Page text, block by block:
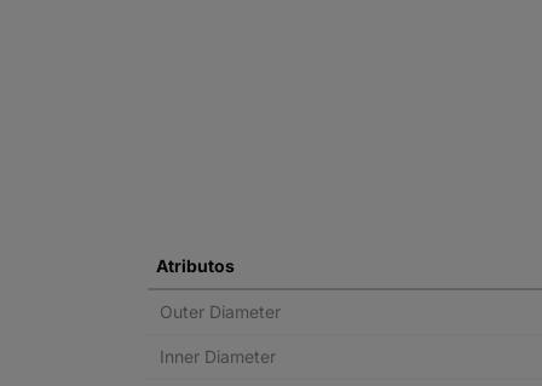
Atributos
Outer Diameter
Inner Diameter